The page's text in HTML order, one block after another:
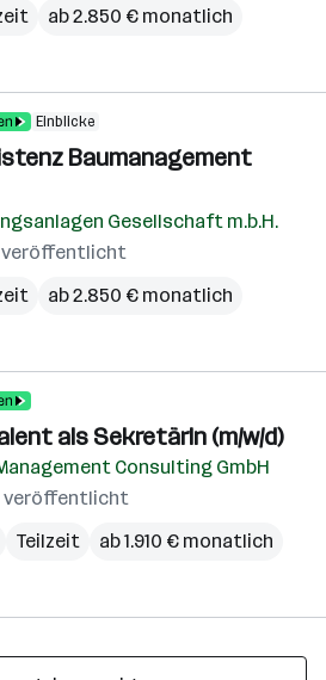
ab 2.850 € monatlich
Einblicke
Baumanagement
Gesellschaft m.b.H.
veröffentlicht
ab 2.850 € monatlich
als SekretärIn (m/w/d)
Consulting GmbH
veröffentlicht
Teilzeit ab 1.910 € monatlich